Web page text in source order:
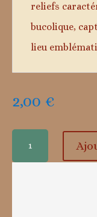
reliefs
bucolique,
lieu
2,00 €
de